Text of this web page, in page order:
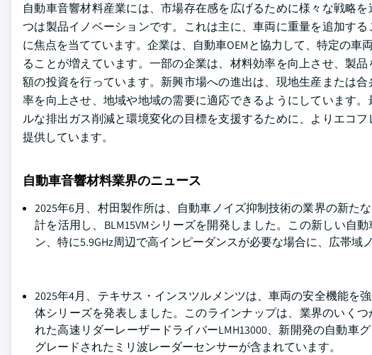
自動車音響材料産業には、市場存在感を広げるために様々な戦略
つは製品イノベーションです。これは主に、車両に重量を追加す
に焦点を当てています。企業は、自動車OEMと協力して、特定の
ることが増えています。一部の企業は、材料効率を向上させ、製
額の投資を行っています。新興市場への進出は、現地生産または
率を向上させ、地域や地域の需要に適応できるようにしています
ルな排出ガス削減と環境変化の目標を支援するために、よりエコ
提供しています。
自動車音響材料業界のニュース
2025年6月、村田製作所は、自動車ノイズ抑制技術の業界の新た
計を活用し、BLM15VMシリーズを開発しました。この新しい自
ン、特に5.9GHz周辺で高インピーダンスが必要な場合に、広帯域
2025年4月、テキサス・インスツルメンツは、車両の安全機能を
体シリーズを発表しました。このラインナップは、業界のいく
れた高速リダーレーザードライバーLMH13000、新開発の自動車
グレードされたミリ波レーダーセンサーが含まれています。